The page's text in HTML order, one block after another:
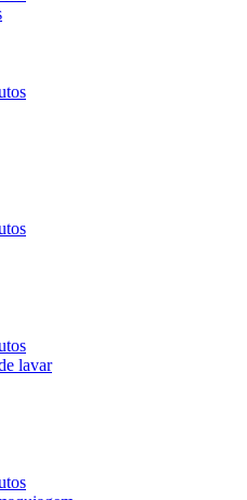
lavar